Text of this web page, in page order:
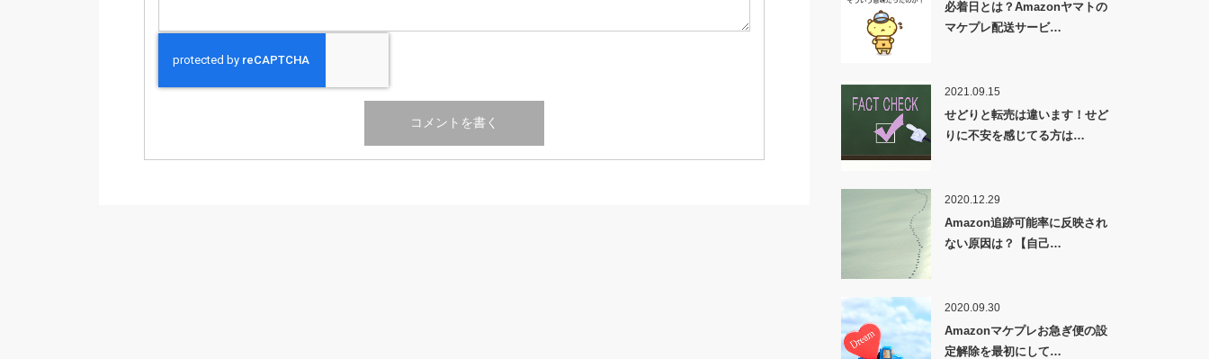
必着日とは？Amazonヤマトの
マケプレ配送サービ…
2021.09.15
せどりと転売は違います！せど
りに不安を感じてる方は…
2020.12.29
Amazon追跡可能率に反映され
ない原因は？【自己…
2020.09.30
Amazonマケプレお急ぎ便の設
定解除を最初にして…